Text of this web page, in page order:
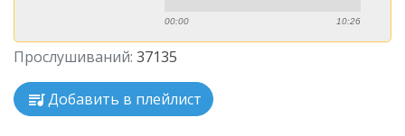
00:00 10:26
Прослушиваний: 37135
Добавить в плейлист